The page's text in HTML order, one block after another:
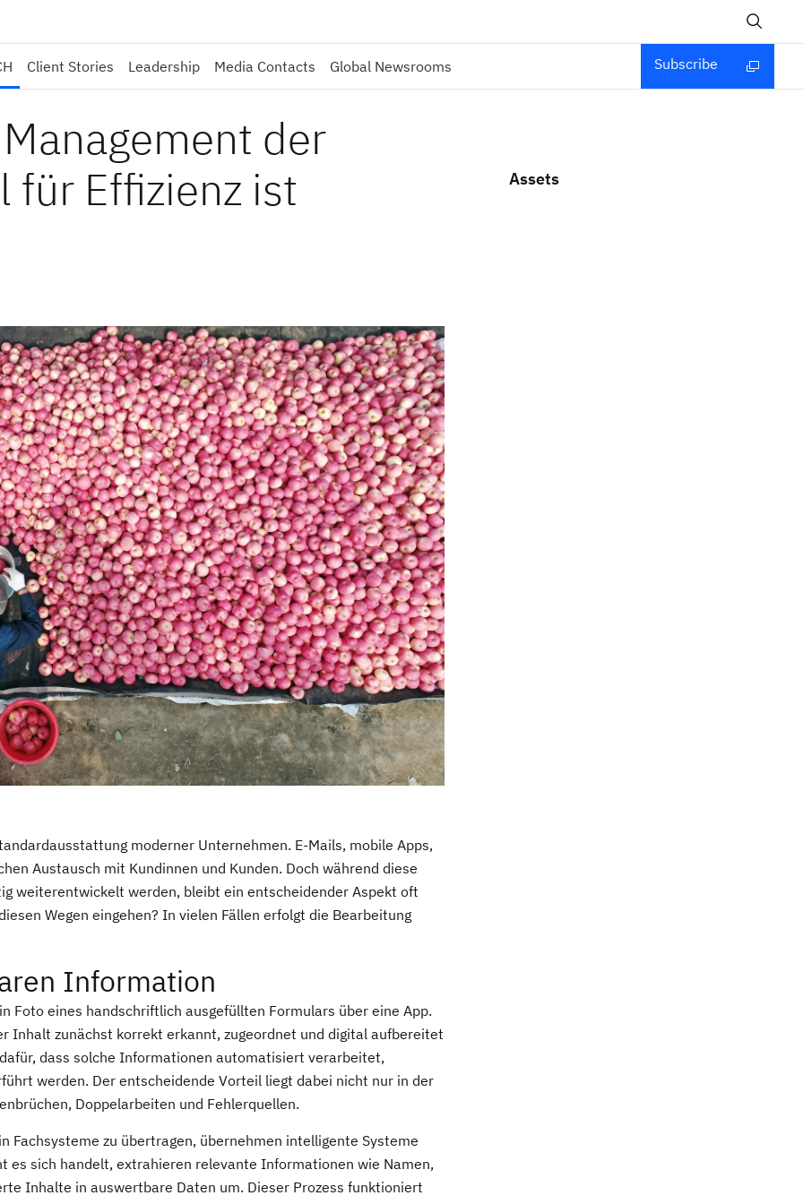
Client Stories Leadership Media Contacts Global Newsrooms Subscribe
der
für Effizienz ist
moderner Unternehmen. E-Mails, mobile Apps,
Austausch mit Kundinnen und Kunden. Doch während diese
weiterentwickelt werden, bleibt ein entscheidender Aspekt oft
Wegen eingehen? In vielen Fällen erfolgt die Bearbeitung
Information
Foto eines handschriftlich ausgefüllten Formulars über eine App.
Inhalt zunächst korrekt erkannt, zugeordnet und digital aufbereitet
dass solche Informationen automatisiert verarbeitet,
werden. Der entscheidende Vorteil liegt dabei nicht nur in der
Doppelarbeiten und Fehlerquellen.
Fachsysteme zu übertragen, übernehmen intelligente Systeme
es sich handelt, extrahieren relevante Informationen wie Namen,
Inhalte in auswertbare Daten um. Dieser Prozess funktioniert
Assets